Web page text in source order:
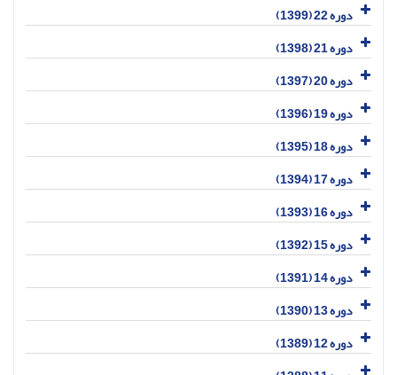
دوره 22 (1399)
دوره 21 (1398)
دوره 20 (1397)
دوره 19 (1396)
دوره 18 (1395)
دوره 17 (1394)
دوره 16 (1393)
دوره 15 (1392)
دوره 14 (1391)
دوره 13 (1390)
دوره 12 (1389)